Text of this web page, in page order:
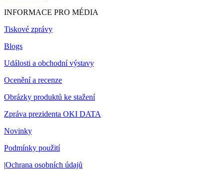
INFORMACE PRO MÉDIA
Tiskové zprávy
Blogs
Události a obchodní výstavy
Ocenění a recenze
Obrázky produktů ke stažení
Zpráva prezidenta OKI DATA
Novinky
Podmínky použití
|Ochrana osobních údajů